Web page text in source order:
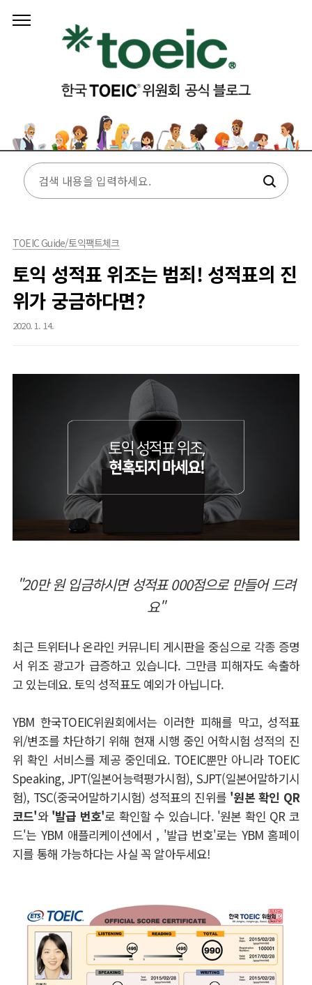
TOEIC Guide/토익팩트체크
토익 성적표 위조는 범죄! 성적표의 진
위가 궁금하다면?
2020. 1. 14.
"20만 원 입금하시면 성적표 000점으로 만들어 드려
요"
최근 트위터나 온라인 커뮤니티 게시판을 중심으로 각종 증명
서 위조 광고가 급증하고 있습니다. 그만큼 피해자도 속출하
고 있는데요. 토익 성적표도 예외가 아닙니다.
YBM 한국TOEIC위원회에서는 이러한 피해를 막고, 성적표
위/변조를 차단하기 위해 현재 시행 중인 어학시험 성적의 진
위 확인 서비스를 제공 중인데요. TOEIC뿐만 아니라 TOEIC
Speaking, JPT(일본어능력평가시험), SJPT(일본어말하기시
험), TSC(중국어말하기시험) 성적표의 진위를 '원본 확인 QR
코드'와 '발급 번호'로 확인할 수 있습니다. '원본 확인 QR 코
드'는 YBM 애플리케이션에서 , '발급 번호'로는 YBM 홈페이
지를 통해 가능하다는 사실 꼭 알아두세요!